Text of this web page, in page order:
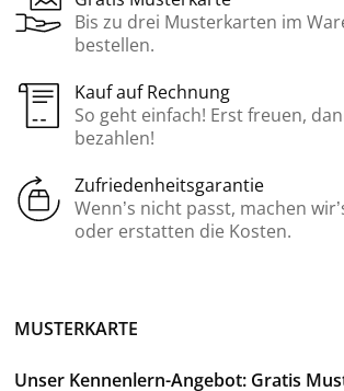
Bis zu drei Musterkarten im
bestellen.
Kauf auf Rechnung
So geht einfach! Erst freuen,
bezahlen!
Zufriedenheitsgarantie
Wenn’s nicht passt, machen
oder erstatten die Kosten.
MUSTERKARTE
Unser Kennenlern-Angebot: Gratis